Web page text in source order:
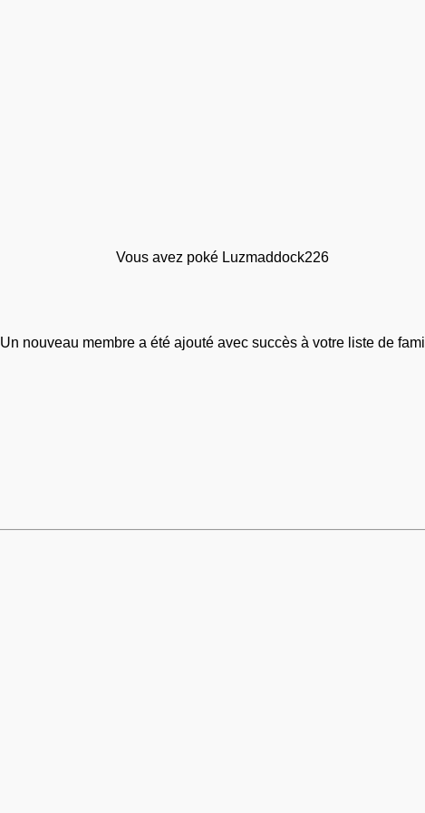
Vous avez poké Luzmaddock226
Un nouveau membre a été ajouté avec succès à votre liste de